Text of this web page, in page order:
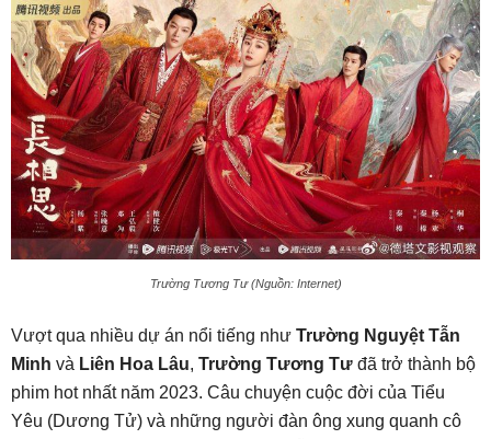
Trường Tương Tư (Nguồn: Internet)
Vượt qua nhiều dự án nổi tiếng như Trường Nguyệt Tẫn
Minh và Liên Hoa Lâu, Trường Tương Tư đã trở thành bộ
phim hot nhất năm 2023. Câu chuyện cuộc đời của Tiểu
Yêu (Dương Tử) và những người đàn ông xung quanh cô